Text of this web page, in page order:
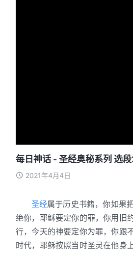
每日神话 - 圣经奥秘系列 选
2021年4月4日
圣经属于历史书籍，你如果
绝你，耶稣要定你的罪，你用旧
行，今天的神要定你为罪，你跟
时代，耶稣按照当时圣灵在他身